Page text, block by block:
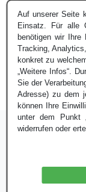
August 2026
« Juli
Auf unserer Seite
Einsatz. Für alle
benötigen wir Ihre
Tracking,
konkret zu
„Weitere Infos“.
Sie der
Adresse) zu dem
können Ihre
unter dem Punkt
widerrufen oder